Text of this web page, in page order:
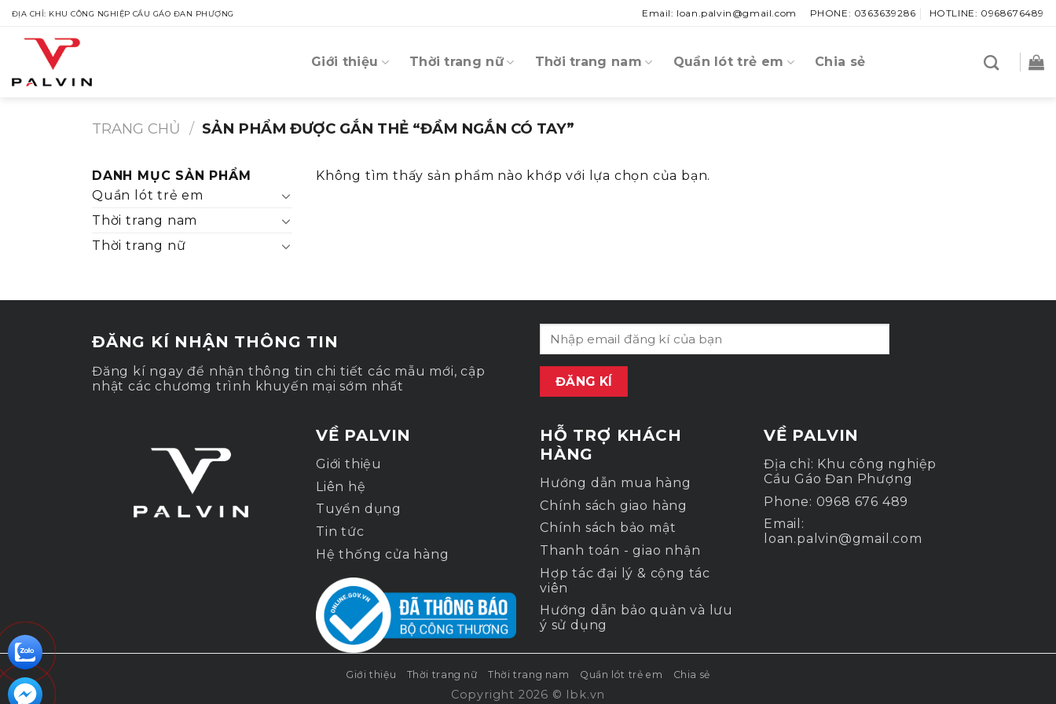
Skip
content
ĐỊA CHỈ: KHU CÔNG NGHIỆP CẦU GÁO ĐAN PHƯỢNG Email: loan.palvin@gmail.com PHONE: 0363639286 HOTLINE: 0968676489
Giới thiệu Thời trang nữ Thời trang nam Quần lót trẻ em Chia sẻ
TRANG CHỦ / SẢN PHẨM ĐƯỢC GẮN THẺ “ĐẦM NGẮN CÓ TAY”
DANH MỤC SẢN PHẨM
Quần lót trẻ em
Thời trang nam
Thời trang nữ
Không tìm thấy sản phẩm nào khớp với lựa chọn của bạn.
ĐĂNG KÍ NHẬN THÔNG TIN
Đăng kí ngay để nhận thông tin chi tiết các mẫu mới, cập
nhật các chươmg trình khuyến mại sớm nhất
VỀ PALVIN
Giới thiệu
Liên hệ
Tuyển dụng
Tin tức
Hệ thống cửa hàng
HỖ TRỢ KHÁCH
HÀNG
Hướng dẫn mua hàng
Chính sách giao hàng
Chính sách bảo mật
Thanh toán - giao nhận
Hợp tác đại lý & cộng tác
viên
Hướng dẫn bảo quản và lưu
ý sử dụng
VỀ PALVIN
Địa chỉ: Khu công nghiệp
Cầu Gáo Đan Phượng
Phone: 0968 676 489
Email:
loan.palvin@gmail.com
Giới thiệu Thời trang nữ Thời trang nam Quần lót trẻ em Chia sẻ
Copyright 2026 © lbk.vn